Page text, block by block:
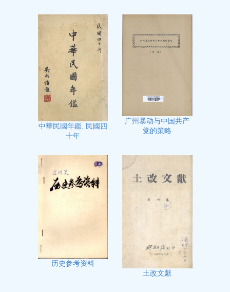
中華民國年鑑. 民國四
十年
广州暴动与中国共产
党的策略
历史参考资料
土改文獻